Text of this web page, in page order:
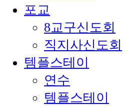
포교
8교구신도회
직지사신도회
템플스테이
연수
템플스테이